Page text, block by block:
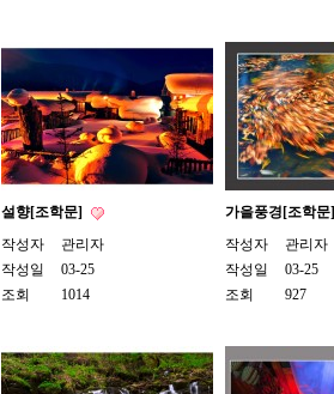
설향[조학문]
작성자
관리자
작성일
03-25
조회
1014
가을풍경[조학문]
작성자
관리자
작성일
03-25
조회
927